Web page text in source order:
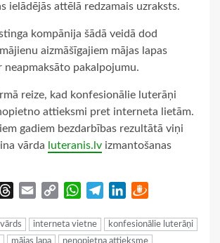
ielādējās attēlā redzamais uzraksts.
kompānija šādā veidā dod
aizmāšīgajiem mājas lapas
neapmaksāto pakalpojumu.
reize, kad konfesionālie luterāņi
attieksmi pret interneta lietām.
gadiem bezdarbības rezultātā viņi
vārda
luteranis.lv izmantošanas
Threads
Email
Copy
WhatsApp
TelegramLinkedIn
interneta vietne
konfesionālie luterāņi